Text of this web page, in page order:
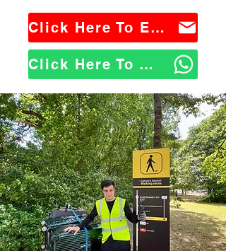
Click Here To Email Us
Click Here To WhatsApp Us